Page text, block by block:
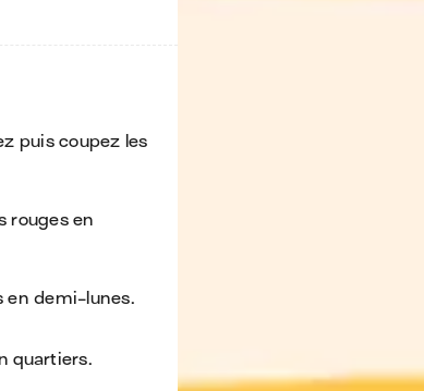
puis coupez les
rouges en
en demi-lunes.
quartiers.